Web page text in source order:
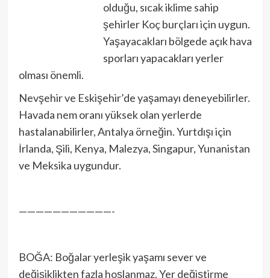
olduğu, sıcak iklime sahip
şehirler Koç burçları için uygun.
Yaşayacakları bölgede açık hava
sporları yapacakları yerler
olması önemli.
Nevşehir ve Eskişehir’de yaşamayı deneyebilirler.
Havada nem oranı yüksek olan yerlerde
hastalanabilirler, Antalya örneğin. Yurtdışı için
İrlanda, Şili, Kenya, Malezya, Singapur, Yunanistan
ve Meksika uygundur.
———————————-
BOĞA: Boğalar yerleşik yaşamı sever ve
değişiklikten fazla hoşlanmaz. Yer değiştirme